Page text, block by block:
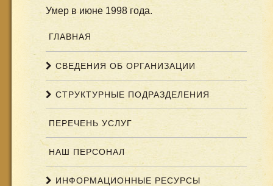
Умер в июне 1998 года.
ГЛАВНАЯ
СВЕДЕНИЯ ОБ ОРГАНИЗАЦИИ
СТРУКТУРНЫЕ ПОДРАЗДЕЛЕНИЯ
ПЕРЕЧЕНЬ УСЛУГ
НАШ ПЕРСОНАЛ
ИНФОРМАЦИОННЫЕ РЕСУРСЫ